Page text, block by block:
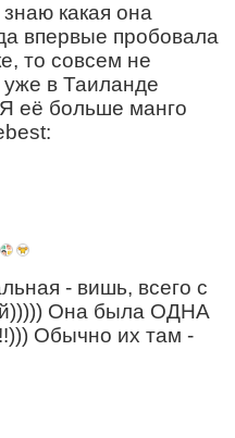
какая она
впервые пробовала
то совсем не
уже в Таиланде
её больше манго
- вишь, всего с
Она была ОДНА
Обычно их там -